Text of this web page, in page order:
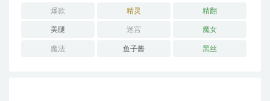
爆款 精灵 精翻
美腿 迷宫 魔女
魔法 鱼子酱 黑丝